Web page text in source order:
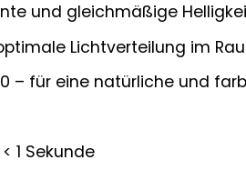
und gleichmäßige
Lichtverteilung im
– für eine natürliche und
< 1 Sekunde